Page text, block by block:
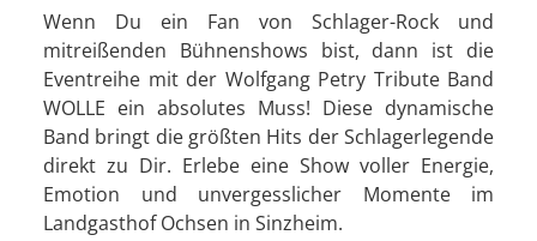
Wenn Du ein Fan von Schlager-Rock und
mitreißenden Bühnenshows bist, dann ist die
Eventreihe mit der Wolfgang Petry Tribute Band
WOLLE ein absolutes Muss! Diese dynamische
Band bringt die größten Hits der Schlagerlegende
direkt zu Dir. Erlebe eine Show voller Energie,
Emotion und unvergesslicher Momente im
Landgasthof Ochsen in Sinzheim.